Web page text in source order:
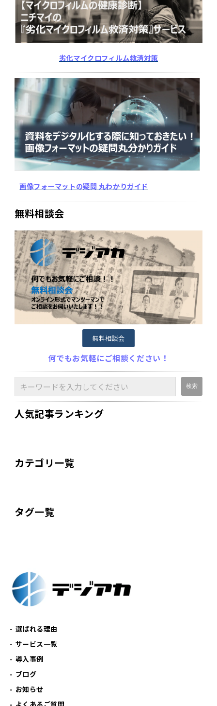
劣化マイクロフィルム救済対策
画像フォーマットの疑問 丸わかりガイド
無料相談会
無料相談会
何でもお気軽にご相談ください！
人気記事ランキング
カテゴリ一覧
タグ一覧
選ばれる理由
サービス一覧
導入事例
ブログ
お知らせ